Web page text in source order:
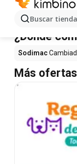
Buscar
término.
¿Dónde
Sodimac
Más